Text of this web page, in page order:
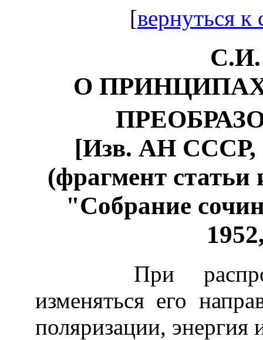
[вернуться
С.И.
О
[Изв. АН СССР,
(фрагмент
"Собрание
При
изменяться его
поляризации, энергия